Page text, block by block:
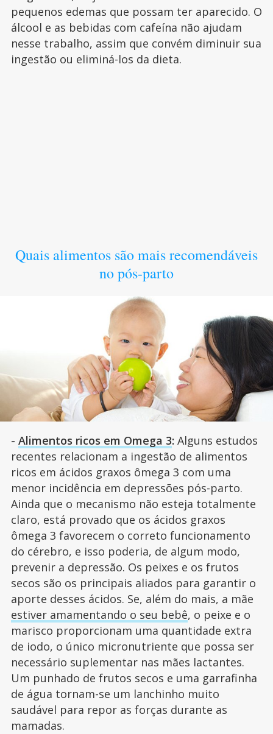
pequenos edemas que possam ter aparecido. O
álcool e as bebidas com cafeína não ajudam
nesse trabalho, assim que convém diminuir sua
ingestão ou eliminá-los da dieta.
Quais alimentos são mais recomendáveis
no pós-parto
- Alimentos ricos em Omega 3: Alguns estudos
recentes relacionam a ingestão de alimentos
ricos em ácidos graxos ômega 3 com uma
menor incidência em depressões pós-parto.
Ainda que o mecanismo não esteja totalmente
claro, está provado que os ácidos graxos
ômega 3 favorecem o correto funcionamento
do cérebro, e isso poderia, de algum modo,
prevenir a depressão. Os peixes e os frutos
secos são os principais aliados para garantir o
aporte desses ácidos. Se, além do mais, a mãe
estiver amamentando o seu bebê, o peixe e o
marisco proporcionam uma quantidade extra
de iodo, o único micronutriente que possa ser
necessário suplementar nas mães lactantes.
Um punhado de frutos secos e uma garrafinha
de água tornam-se um lanchinho muito
saudável para repor as forças durante as
mamadas.